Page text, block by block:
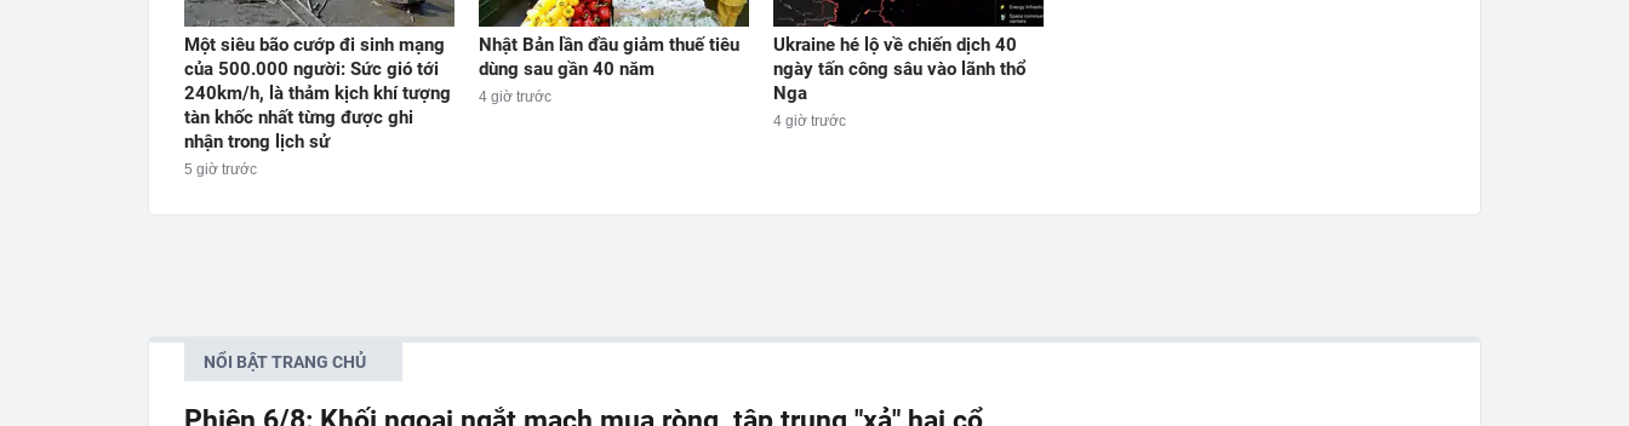
Một siêu bão cướp đi sinh mạng
của 500.000 người: Sức gió tới
240km/h, là thảm kịch khí tượng
tàn khốc nhất từng được ghi
nhận trong lịch sử
5 giờ trước
Nhật Bản lần đầu giảm thuế tiêu
dùng sau gần 40 năm
4 giờ trước
Ukraine hé lộ về chiến dịch 40
ngày tấn công sâu vào lãnh thổ
Nga
4 giờ trước
NỔI BẬT TRANG CHỦ